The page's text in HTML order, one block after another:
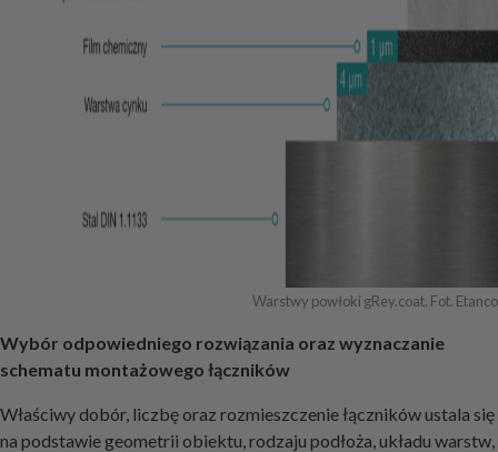
Warstwy powłoki gRey.coat. Fot. Etanco
Wybór odpowiedniego rozwiązania oraz wyznaczanie
schematu montażowego łączników
Właściwy dobór, liczbę oraz rozmieszczenie łączników ustala się
na podstawie geometrii obiektu, rodzaju podłoża, układu warstw,